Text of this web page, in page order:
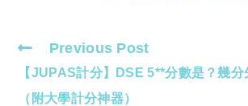
Read
more
articles
Previous Post
【JUPAS計分】DSE 5**分數是？幾分
（附大學計分神器）